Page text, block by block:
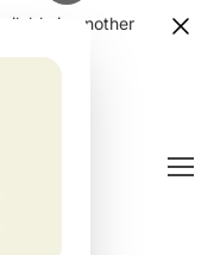
in another